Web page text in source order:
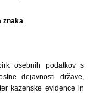
znaka
osebnih podatkov s
dejavnosti države,
kazenske evidence in